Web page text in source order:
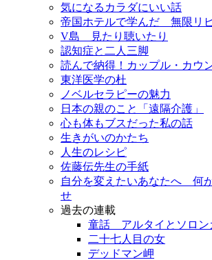
気になるカラダにいい話
帝国ホテルで学んだ 無限リ
V島 見たり聴いたり
認知症と二人三脚
読んで納得！カップル・カウ
東洋医学の杜
ノベルセラピーの魅力
日本の親のこと「遠隔介護」
心も体もブスだった私の話
生きがいのかたち
人生のレシピ
佐藤伝先生の手紙
自分を変えたいあなたへ 何
せ
過去の連載
童話 アルタイとソロン
二十七人目の女
デッドマン岬